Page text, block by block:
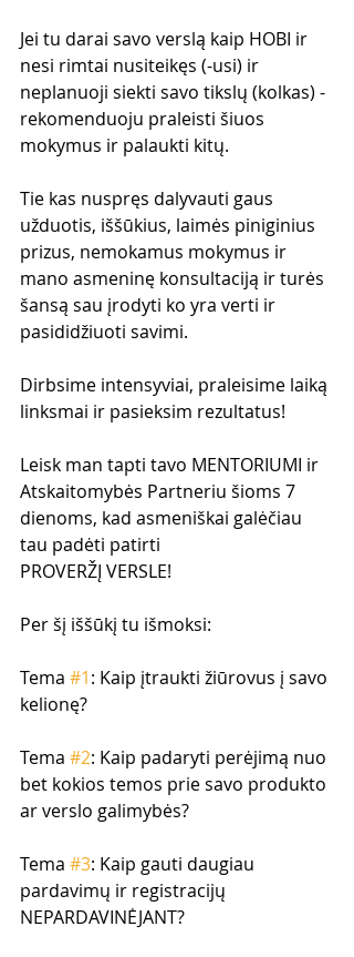
Jei tu darai savo verslą kaip HOBI ir
nesi rimtai nusiteikęs (-usi) ir
neplanuoji siekti savo tikslų (kolkas) -
rekomenduoju praleisti šiuos
mokymus ir palaukti kitų.
Tie kas nuspręs dalyvauti gaus
užduotis, iššūkius, laimės piniginius
prizus, nemokamus mokymus ir
mano asmeninę konsultaciją ir turės
šansą sau įrodyti ko yra verti ir
pasididžiuoti savimi.
Dirbsime intensyviai, praleisime laiką
linksmai ir pasieksim rezultatus!
Leisk man tapti tavo MENTORIUMI ir
Atskaitomybės Partneriu šioms 7
dienoms, kad asmeniškai galėčiau
tau padėti patirti
PROVERŽĮ VERSLE!
Per šį iššūkį tu išmoksi:
Tema #1: Kaip įtraukti žiūrovus į savo
kelionę?
Tema #2: Kaip padaryti perėjimą nuo
bet kokios temos prie savo produkto
ar verslo galimybės?
Tema #3: Kaip gauti daugiau
pardavimų ir registracijų
NEPARDAVINĖJANT?